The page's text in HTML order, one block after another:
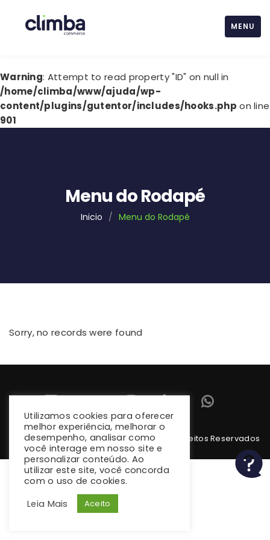
MENU
Warning: Attempt to read property "ID" on null in
/home/climba/www/ajuda/wp-
content/plugins/gutentor/includes/hooks.php on line
901
Menu do Rodapé
Inicio / Menu do Rodapé
Sorry, no records were found
Copyright 2026 climba.com.br. Todos os Direitos Reservados
Utilizamos cookies para oferecer
melhor experiência, melhorar o
desempenho, analisar como
você interage em nosso site e
personalizar conteúdo. Ao
utilizar este site, você concorda
com o uso de cookies.
Leia Mais
Aceito